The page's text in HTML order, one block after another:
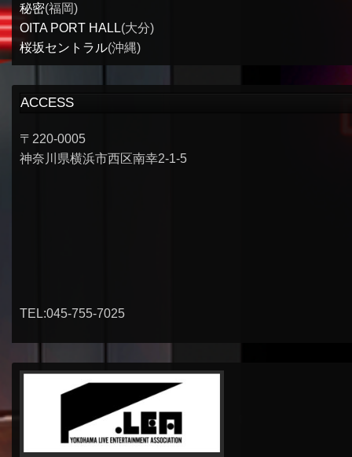
秘密(福岡)
OITA PORT HALL(大分)
桜坂セントラル(沖縄)
ACCESS
〒220-0005
神奈川県横浜市西区南幸2-1-5
TEL:045-755-7025